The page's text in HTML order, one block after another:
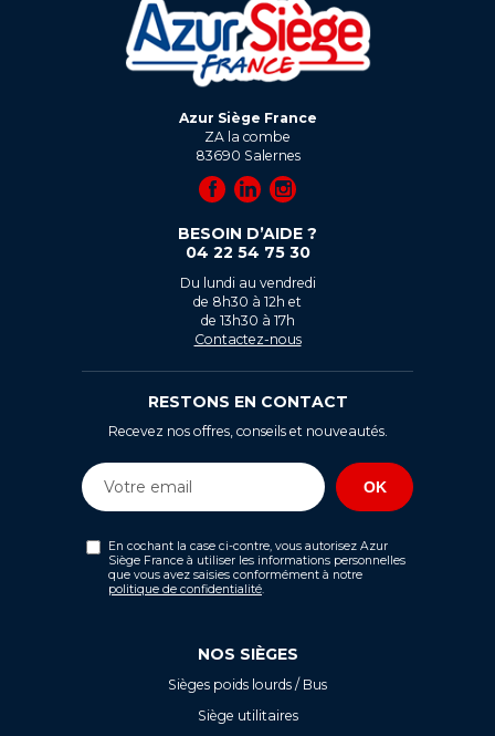
Azur Siège France
ZA la combe
83690 Salernes
BESOIN D’AIDE ?
04 22 54 75 30
Du lundi au vendredi
de 8h30 à 12h et
de 13h30 à 17h
Contactez-nous
RESTONS EN CONTACT
Recevez nos offres, conseils et nouveautés.
En cochant la case ci-contre, vous autorisez Azur
Siège France à utiliser les informations personnelles
que vous avez saisies conformément à notre
politique de confidentialité
NOS SIÈGES
Sièges poids lourds / Bus
Siège utilitaires